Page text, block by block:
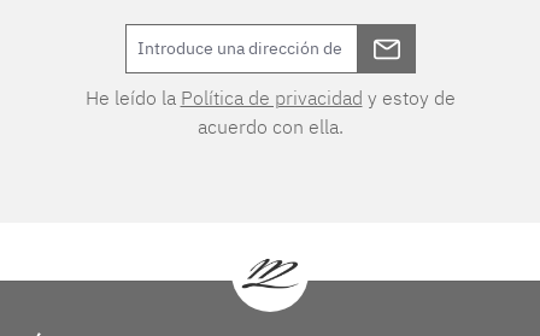
He leído la Política de privacidad y estoy de
acuerdo con ella.